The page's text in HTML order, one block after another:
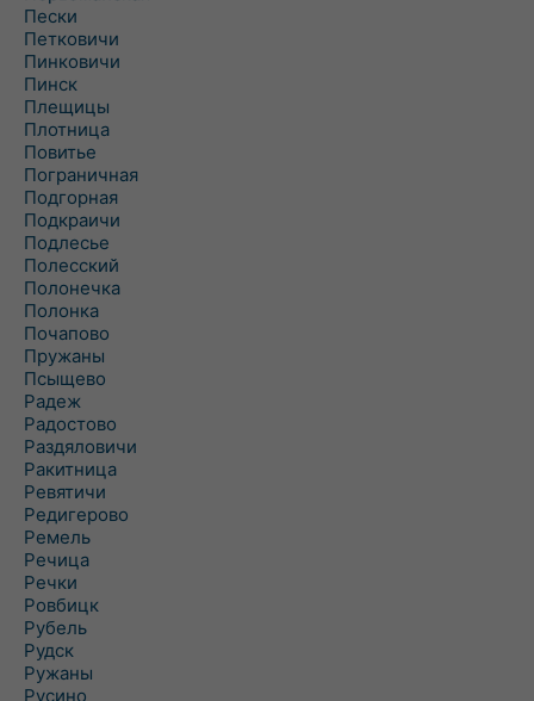
Пески
Петковичи
Пинковичи
Пинск
Плещицы
Плотница
Повитье
Пограничная
Подгорная
Подкраичи
Подлесье
Полесский
Полонечка
Полонка
Почапово
Пружаны
Псыщево
Радеж
Радостово
Раздяловичи
Ракитница
Ревятичи
Редигерово
Ремель
Речица
Речки
Ровбицк
Рубель
Рудск
Ружаны
Русино